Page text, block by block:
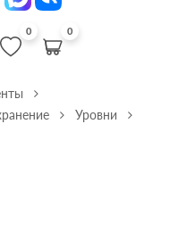
0 0
Уровни